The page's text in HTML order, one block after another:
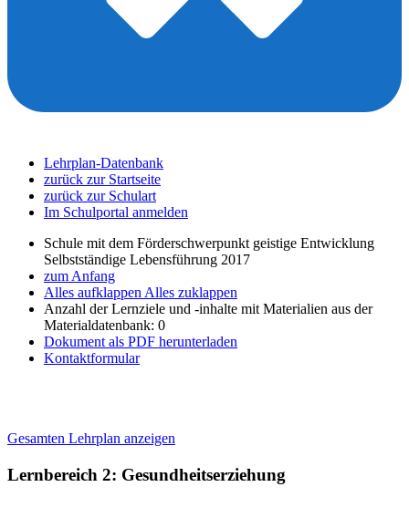
Lehrplan-Datenbank
zurück zur Startseite
zurück zur Schulart
Im Schulportal anmelden
Schule mit dem Förderschwerpunkt geistige Entwicklung
Selbstständige Lebensführung 2017
zum Anfang
Alles aufklappen Alles zuklappen
Anzahl der Lernziele und -inhalte mit Materialien aus der
Materialdatenbank: 0
Dokument als PDF herunterladen
Kontaktformular
Gesamten Lehrplan anzeigen
Lernbereich 2: Gesundheitserziehung